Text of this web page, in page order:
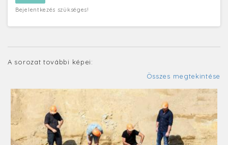
Bejelentkezés szükséges!
A sorozat további képei:
Összes megtekintése